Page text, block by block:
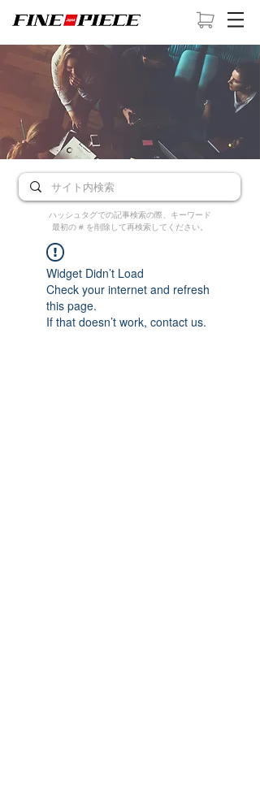
ハッシュタグでの記事検索の際、キーワード
最初の # を削除して再検索してください。
Widget Didn’t Load
Check your internet and refresh
this page.
If that doesn’t work, contact us.